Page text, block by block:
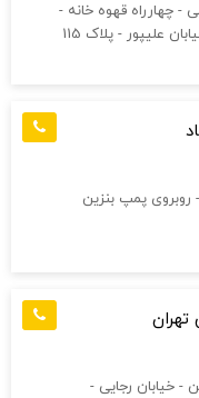
- چهارراه قهوه خانه -
علیپور - پلاک 115
روبروی پمپ بنزین
تهران
- خیابان رجایی -